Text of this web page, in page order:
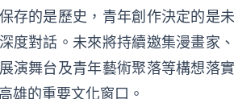
存的是歷史，青年創作決定的是
度對話。未來將持續邀集漫畫家
演舞台及青年藝術聚落等構想落
雄的重要文化窗口。